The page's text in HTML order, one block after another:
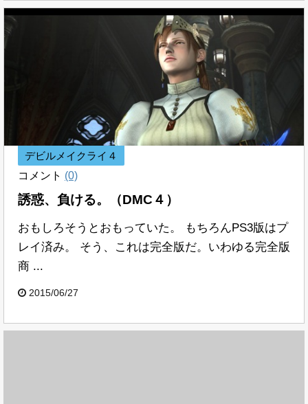
デビルメイクライ４
コメント (0)
誘惑、負ける。（DMC４）
おもしろそうとおもっていた。 もちろんPS3版はプ
レイ済み。 そう、これは完全版だ。いわゆる完全版
商 ...
2015/06/27